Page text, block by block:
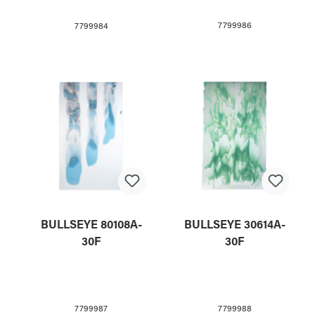
7799984 7799986
BULLSEYE 80108A-
30F
7799987
BULLSEYE 30614A-
30F
7799988